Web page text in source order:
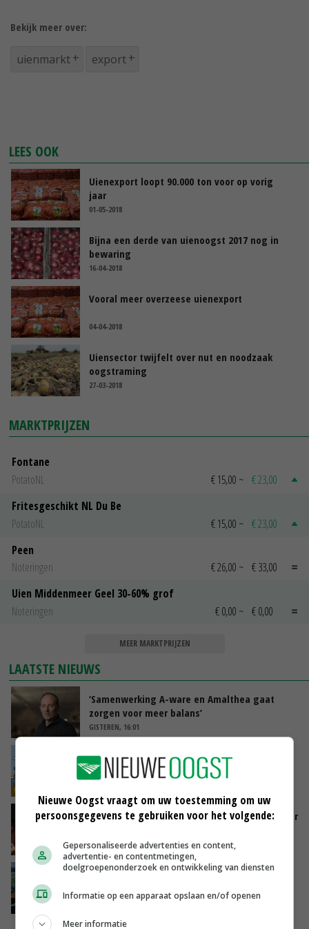
Bekijk meer over:
uienmarkt export
LEES OOK
Uienexport loopt 90.000 ton voor op vorig
jaar
01-05-2018
Bijna een derde van uienoogst 2017 nog in
bewaring
16-04-2018
Vooral meer overzeese uienexport
04-04-2018
Uiensector twijfelt over nut en noodzaak
oogstraming
27-03-2018
MARKTPRIJZEN
Fontane
PotatoNL
€ 15,00 ~ € 23,00
Fritesgeschikt NL Du Be
PotatoNL
€ 15,00 ~ € 23,00
Peen
Noteringen
€ 26,00 ~ € 33,00
Uien Middenmeer Geel 30-60% grof
Noteringen
€ 0,00 ~ € 0,00
MEER MARKTPRIJZEN
LAATSTE NIEUWS
‘Samenwerking A-ware en Amalthea gaat
zorgen voor meer balans’
GISTEREN, 16:01
Internationale vraag naar geitenzuivel blijft
groot: Nederland in Europese top
Vlaamse varkensstapel krimpt, pluimveesector
GISTEREN, 15:20
‘Cijfer jezelf niet weg en doe vooral ook waar
GISTEREN, 13:31
Nieuwe Oogst vraagt om uw toestemming om uw
persoonsgegevens te gebruiken voor het volgende:
Gepersonaliseerde advertenties en content,
advertentie- en contentmetingen,
doelgroepenonderzoek en ontwikkeling van diensten
Informatie op een apparaat opslaan en/of openen
Meer informatie